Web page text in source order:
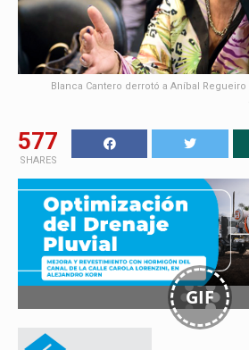
Blanca Cantero derrotó a Aníbal
577
SHARES
GIF